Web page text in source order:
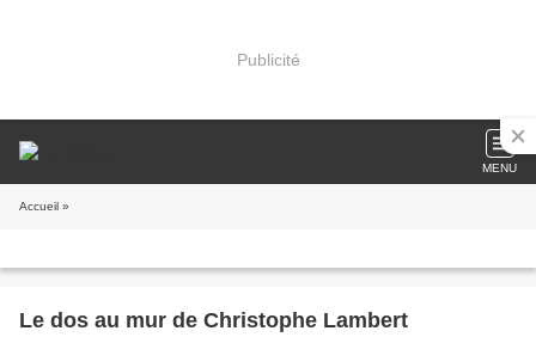
Publicité
MENU
Accueil »
Le dos au mur de Christophe Lambert